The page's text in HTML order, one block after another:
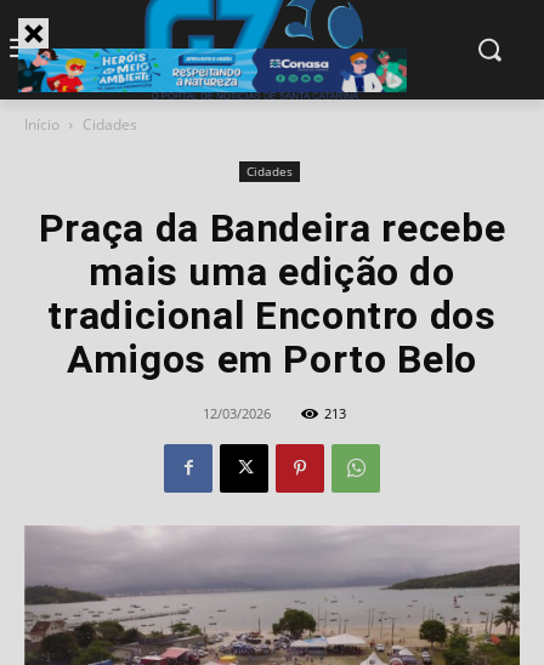
Início Cidades
Cidades
Praça da Bandeira recebe
mais uma edição do
tradicional Encontro dos
Amigos em Porto Belo
12/03/2026 213
modal-check